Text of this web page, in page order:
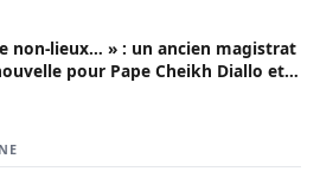
non-lieux… » : un ancien magistrat
pour Pape Cheikh Diallo et